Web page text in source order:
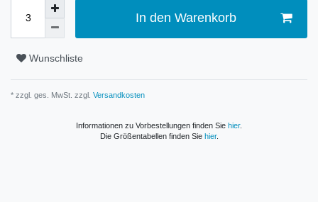
In den Warenkorb
Wunschliste
* zzgl. ges. MwSt. zzgl. Versandkosten
Informationen zu Vorbestellungen finden Sie hier.
Die Größentabellen finden Sie hier.